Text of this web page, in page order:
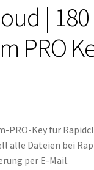
| 180
PRO
PRO-Key für
alle Dateien bei
per E-Mail.